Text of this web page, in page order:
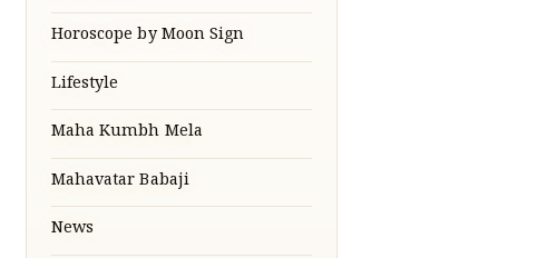
Horoscope by Moon Sign
Lifestyle
Maha Kumbh Mela
Mahavatar Babaji
News